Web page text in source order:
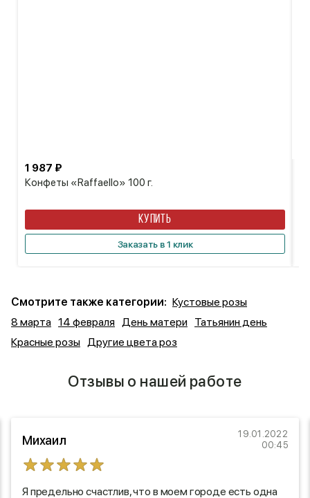
Конфеты «Raffaello» 100 г.
1 987 ₽
КУПИТЬ
Заказать в 1 клик
Смотрите также категории: Кустовые розы
8 марта 14 февраля День матери Татьянин день
Красные розы Другие цвета роз
Отзывы о нашей работе
Михаил
19.01.2022
00:45
Я предельно счастлив, что в моем городе есть одна